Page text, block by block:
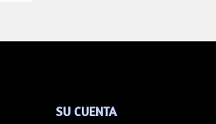
SU CUENTA